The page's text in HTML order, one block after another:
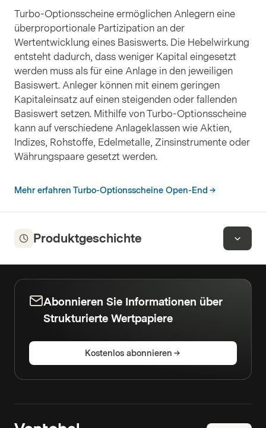
Turbo-Optionsscheine ermöglichen Anlegern eine
überproportionale Partizipation an der
Wertentwicklung eines Basiswerts. Die Hebelwirkung
entsteht dadurch, dass weniger Kapital eingesetzt
werden muss als für eine Anlage in den jeweiligen
Basiswert. Anleger können mit einem geringen
Kapitaleinsatz auf einen steigenden oder fallenden
Basiswert setzen. Mithilfe von Turbo-Optionsscheine
kann auf verschiedene Anlageklassen wie Aktien,
Indizes, Rohstoffe, Edelmetalle, Zinsinstrumente oder
Währungspaare gesetzt werden.
Mehr erfahren Turbo-Optionsscheine Open-End
Produktgeschichte
Abonnieren Sie Informationen über
Strukturierte Wertpapiere
Kostenlos abonnieren